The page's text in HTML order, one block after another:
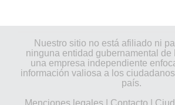
Nuestro sitio no está afiliado ni
ninguna entidad gubernamental de
una empresa independiente
información valiosa a los
país.
Menciones legales
Contacto